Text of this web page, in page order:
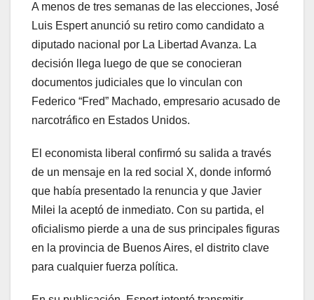
A menos de tres semanas de las elecciones, José
Luis Espert anunció su retiro como candidato a
diputado nacional por La Libertad Avanza. La
decisión llega luego de que se conocieran
documentos judiciales que lo vinculan con
Federico “Fred” Machado, empresario acusado de
narcotráfico en Estados Unidos.
El economista liberal confirmó su salida a través
de un mensaje en la red social X, donde informó
que había presentado la renuncia y que Javier
Milei la aceptó de inmediato. Con su partida, el
oficialismo pierde a una de sus principales figuras
en la provincia de Buenos Aires, el distrito clave
para cualquier fuerza política.